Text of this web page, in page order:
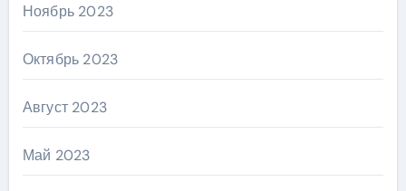
Ноябрь 2023
Октябрь 2023
Август 2023
Май 2023